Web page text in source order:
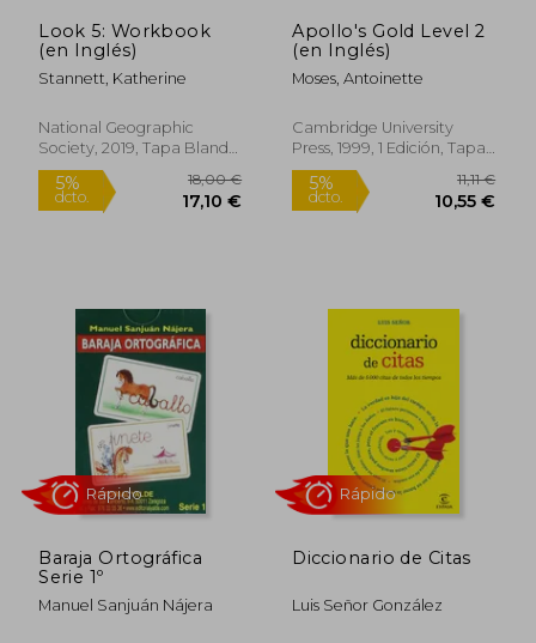
Look 5: Workbook
(en Inglés)
Stannett, Katherine
National Geographic
Society, 2019, Tapa Blanda,
Nuevo
Rápido
Apollo's Gold Level 2
(en Inglés)
Moses, Antoinette
Cambridge University
Press, 1999, 1 Edición, Tapa
Blanda, Nuevo
Baraja Ortográfica
Serie 1º
Manuel Sanjuán Nájera
Diccionario de Citas
Luis Señor González